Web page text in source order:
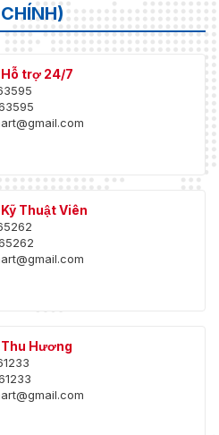
Hỗ trợ 24/7
Kỹ Thuật Viên
Thu Hương